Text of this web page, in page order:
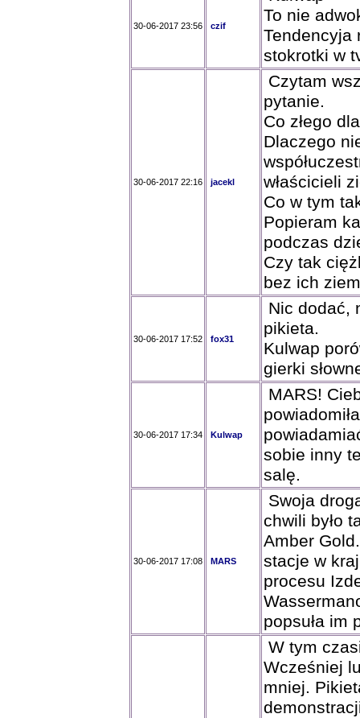
30-06-2017 23:56 czif
To nie
Tendencyja
stokrotki w
30-06-2017 22:16 jacekl
Czytam
pytanie.
Co złego
Dlaczego
właścicieli
Co w tym
Popieram
podczas
Czy tak
bez ich
30-06-2017 17:52 fox31
Nic dodać,
pikieta.
Kulwap
gierki
30-06-2017 17:34 Kulwap
MARS!
sobie inny
salę.
30-06-2017 17:08 MARS
Swoja
chwili było
Amber
stacje w
procesu
popsuła im
W tym
Wcześniej
mniej.